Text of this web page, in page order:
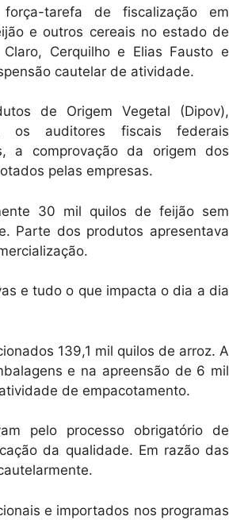
tarefa de fiscalização em
e outros cereais no estado de
Cerquilho e Elias Fausto e
cautelar de atividade.
de Origem Vegetal (Dipov),
os auditores fiscais federais
a comprovação da origem dos
pelas empresas.
30 mil quilos de feijão sem
Parte dos produtos apresentava
e tudo o que impacta o dia a dia
139,1 mil quilos de arroz. A
e na apreensão de 6 mil
de empacotamento.
pelo processo obrigatório de
da qualidade. Em razão das
e importados nos programas